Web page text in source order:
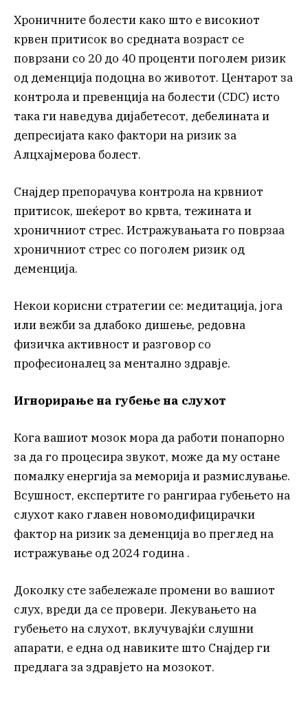
Хроничните болести како што е високиот
крвен притисок во средната возраст се
поврзани со 20 до 40 проценти поголем ризик
од деменција подоцна во животот. Центарот за
контрола и превенција на болести (CDC) исто
така ги наведува дијабетесот, дебелината и
депресијата како фактори на ризик за
Алцхајмерова болест.
Снајдер препорачува контрола на крвниот
притисок, шеќерот во крвта, тежината и
хроничниот стрес. Истражувањата го поврзаа
хроничниот стрес со поголем ризик од
деменција.
Некои корисни стратегии се: медитација, јога
или вежби за длабоко дишење, редовна
физичка активност и разговор со
професионалец за ментално здравје.
Игнорирање на губење на слухот
Кога вашиот мозок мора да работи понапорно
за да го процесира звукот, може да му остане
помалку енергија за меморија и размислување.
Всушност, експертите го рангираа губењето на
слухот како главен новомодифицирачки
фактор на ризик за деменција во преглед на
истражување од 2024 година .
Доколку сте забележале промени во вашиот
слух, вреди да се провери. Лекувањето на
губењето на слухот, вклучувајќи слушни
апарати, е една од навиките што Снајдер ги
предлага за здравјето на мозокот.